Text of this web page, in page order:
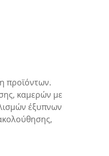
προϊόντων.
καμερών με
έξυπνων